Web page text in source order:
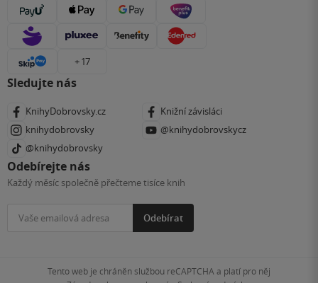
+ 17
Sledujte nás
KnihyDobrovsky.cz
Knižní závisláci
knihydobrovsky
@knihydobrovskycz
@knihydobrovsky
Odebírejte nás
Každý měsíc společně přečteme tisíce knih
Odebírat
Tento web je chráněn službou reCAPTCHA a platí pro něj